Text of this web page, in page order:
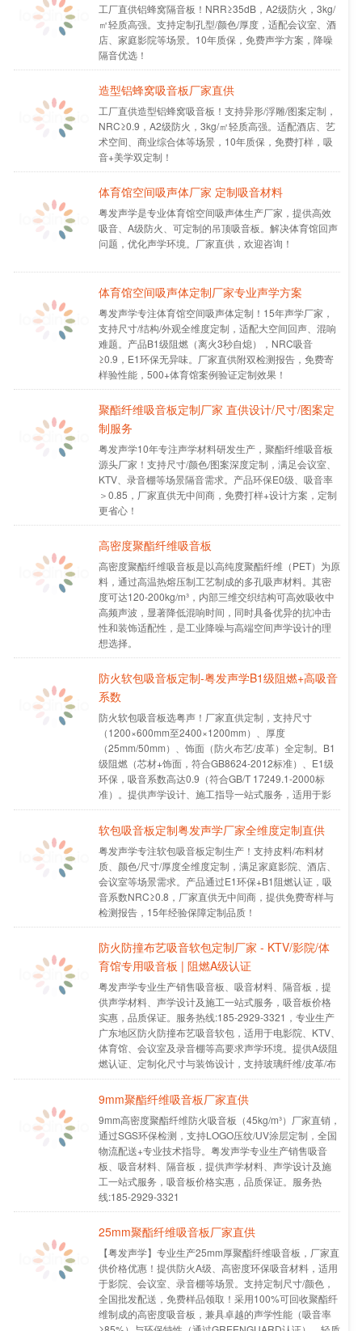
工厂直供铝蜂窝隔音板！NRR≥35dB，A2级防火，3kg/
㎡轻质高强。支持定制孔型/颜色/厚度，适配会议室、酒
店、家庭影院等场景。10年质保，免费声学方案，降噪
隔音优选！
造型铝蜂窝吸音板厂家直供
工厂直供造型铝蜂窝吸音板！支持异形/浮雕/图案定制，
NRC≥0.9，A2级防火，3kg/㎡轻质高强。适配酒店、艺
术空间、商业综合体等场景，10年质保，免费打样，吸
音+美学双定制！
体育馆空间吸声体厂家 定制吸音材料
粤发声学是专业体育馆空间吸声体生产厂家，提供高效
吸音、A级防火、可定制的吊顶吸音板。解决体育馆回声
问题，优化声学环境。厂家直供，欢迎咨询！
体育馆空间吸声体定制厂家专业声学方案
粤发声学专注体育馆空间吸声体定制！15年声学厂家，
支持尺寸/结构/外观全维度定制，适配大空间回声、混响
难题。产品B1级阻燃（离火3秒自熄），NRC吸音
≥0.9，E1环保无异味。厂家直供附双检测报告，免费寄
样验性能，500+体育馆案例验证定制效果！
聚酯纤维吸音板定制厂家 直供设计/尺寸/图案定
制服务​
粤发声学10年专注声学材料研发生产，聚酯纤维吸音板
源头厂家！支持尺寸/颜色/图案深度定制，满足会议室、
KTV、录音棚等场景隔音需求。产品环保E0级、吸音率
＞0.85，厂家直供无中间商，免费打样+设计方案，定制
更省心！
高密度聚酯纤维吸音板
高密度聚酯纤维吸音板是以高纯度聚酯纤维（PET）为原
料，通过高温热熔压制工艺制成的多孔吸声材料。其密
度可达120-200kg/m³，内部三维交织结构可高效吸收中
高频声波，显著降低混响时间，同时具备优异的抗冲击
性和装饰适配性，是工业降噪与高端空间声学设计的理
想选择。
防火软包吸音板定制-粤发声学B1级阻燃+高吸音
系数
防火软包吸音板选粤声！厂家直供定制，支持尺寸
（1200×600mm至2400×1200mm）、厚度
（25mm/50mm）、饰面（防火布艺/皮革）全定制。B1
级阻燃（芯材+饰面，符合GB8624-2012标准）、E1级
环保，吸音系数高达0.9（符合GB/T 17249.1-2000标
准）。提供声学设计、施工指导一站式服务，适用于影
院、会议室、体育馆等场景。
软包吸音板定制粤发声学厂家全维度定制直供
粤发声学专注软包吸音板定制生产！支持皮料/布料材
质、颜色/尺寸/厚度全维度定制，满足家庭影院、酒店、
会议室等场景需求。产品通过E1环保+B1阻燃认证，吸
音系数NRC≥0.8，厂家直供无中间商，提供免费寄样与
检测报告，15年经验保障定制品质！
防火防撞布艺吸音软包定制厂家 - KTV/影院/体
育馆专用吸音板 | 阻燃A级认证
粤发声学专业生产销售吸音板、吸音材料、隔音板，提
供声学材料、声学设计及施工一站式服务，吸音板价格
实惠，品质保证。服务热线:185-2929-3321，专业生产
广东地区防火防撞布艺吸音软包，适用于电影院、KTV、
体育馆、会议室及录音棚等高要求声学环境。提供A级阻
燃认证、定制化尺寸与装饰设计，支持玻璃纤维/皮革/布
艺多种材质，兼具吸音降噪与防撞安全功能，厂家直
供，48小时发货。
9mm聚酯纤维吸音板厂家直供
9mm高密度聚酯纤维防火吸音板（45kg/m³）厂家直销，
通过SGS环保检测，支持LOGO压纹/UV涂层定制，全国
物流配送+专业技术指导。粤发声学专业生产销售吸音
板、吸音材料、隔音板，提供声学材料、声学设计及施
工一站式服务，吸音板价格实惠，品质保证。服务热
线:185-2929-3321
25mm聚酯纤维吸音板厂家直供
【粤发声学】专业生产25mm厚聚酯纤维吸音板，厂家直
供价格优惠！提供防火A级、高密度环保吸音材料，适用
于影院、会议室、录音棚等场景。支持定制尺寸/颜色，
全国批发配送，免费样品领取！采用100%可回收聚酯纤
维制成的高密度吸音板，兼具卓越的声学性能（吸音率